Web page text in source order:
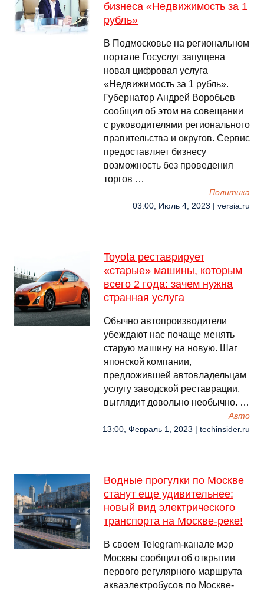
бизнеса «Недвижимость за 1
рубль»
В Подмосковье на региональном
портале Госуслуг запущена
новая цифровая услуга
«Недвижимость за 1 рубль».
Губернатор Андрей Воробьев
сообщил об этом на совещании
с руководителями регионального
правительства и округов. Сервис
предоставляет бизнесу
возможность без проведения
торгов …
Политика
03:00, Июль 4, 2023 | versia.ru
Toyota реставрирует
«старые» машины, которым
всего 2 года: зачем нужна
странная услуга
Обычно автопроизводители
убеждают нас почаще менять
старую машину на новую. Шаг
японской компании,
предложившей автовладельцам
услугу заводской реставрации,
выглядит довольно необычно. …
Авто
13:00, Февраль 1, 2023 | techinsider.ru
Водные прогулки по Москве
станут еще удивительнее:
новый вид электрического
транспорта на Москве-реке!
В своем Telegram-канале мэр
Москвы сообщил об открытии
первого регулярного маршрута
акваэлектробусов по Москве-